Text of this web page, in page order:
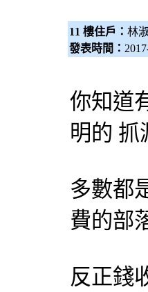
11 樓住戶： 林
發表時間：
你知道
明的 抓
多數都
費的部
反正錢